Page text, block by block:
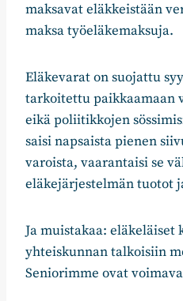
maksavat eläkkeistään
maksa työeläkemaksuja.
Eläkevarat on suojattu
tarkoitettu paikkaamaan
eikä poliitikkojen
saisi napsaista pienen
varoista, vaarantaisi se
eläkejärjestelmän tuotot
Ja muistakaa:
yhteiskunnan talkoisiin
Seniorimme ovat